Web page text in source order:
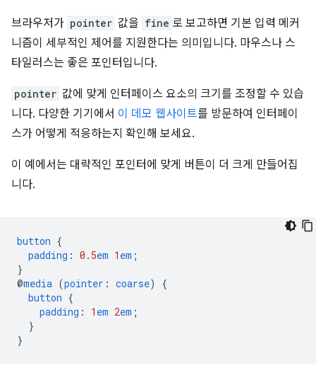
브라우저가 pointer 값을 fine 로 보고하면 기본 입력 메커
니즘이 세부적인 제어를 지원한다는 의미입니다. 마우스나 스
타일러스는 좋은 포인터입니다.
pointer 값에 맞게 인터페이스 요소의 크기를 조정할 수 있습
니다. 다양한 기기에서 이 데모 웹사이트를 방문하여 인터페이
스가 어떻게 적응하는지 확인해 보세요.
이 예에서는 대략적인 포인터에 맞게 버튼이 더 크게 만들어집
니다.
button {
padding : 0.5em 1 em ;
}
@media (pointer : coarse)
{
button {
padding : 1 em 2em ;
}
}